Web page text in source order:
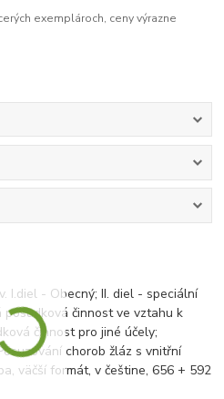
exemplároch, ceny výrazne
I.diel - Obecný; II. diel - speciální
posudková činnost ve vztahu k
činnost pro jiné účely;
chorob žláz s vnitřní
väčší formát, v češtine, 656 + 592